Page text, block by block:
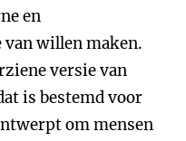
en
willen maken.
versie van
is bestemd voor
om mensen